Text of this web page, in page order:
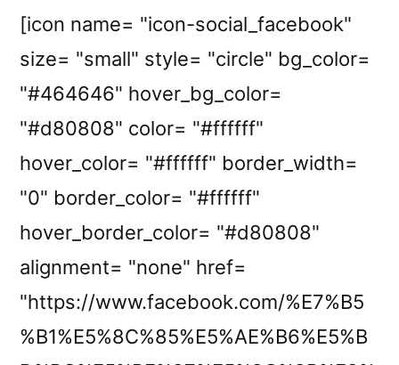
[icon name= "icon-social_facebook"
size= "small" style= "circle" bg_color=
"#464646" hover_bg_color=
"#d80808" color= "#ffffff"
hover_color= "#ffffff" border_width=
"0" border_color= "#ffffff"
hover_border_color= "#d80808"
alignment= "none" href=
"https://www.facebook.com/%E7%B5
%B1%E5%8C%85%E5%AE%B6%E5%B